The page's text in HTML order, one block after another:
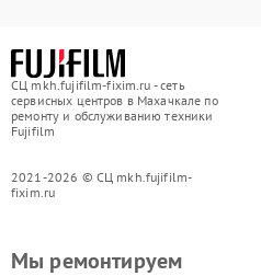
СЦ mkh.fujifilm-fixim.ru - сеть
сервисных центров в Махачкале по
ремонту и обслуживанию техники
Fujifilm
2021-2026 © СЦ mkh.fujifilm-
fixim.ru
Мы ремонтируем